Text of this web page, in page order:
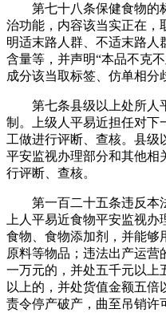
第七十八条保健食物的
治功能，内容该当实正在，
明适末路人群、不适末路人
含量等，并声明“本品不克
成分该当取标签、仿单相分
第七条县级以上处所人
制。上级人平易近担任对下
工做进行评断、查核。县级
平安监视办理部分和其他相
行评断、查核。
第一百二十五条违反本
上人平易近食物平安监视
食物、食物添加剂，并能够
原料等物品；违法出产运营
一万元的，并处五千元以上
以上的，并处货值金额五倍
责令停产破产，曲至吊销许